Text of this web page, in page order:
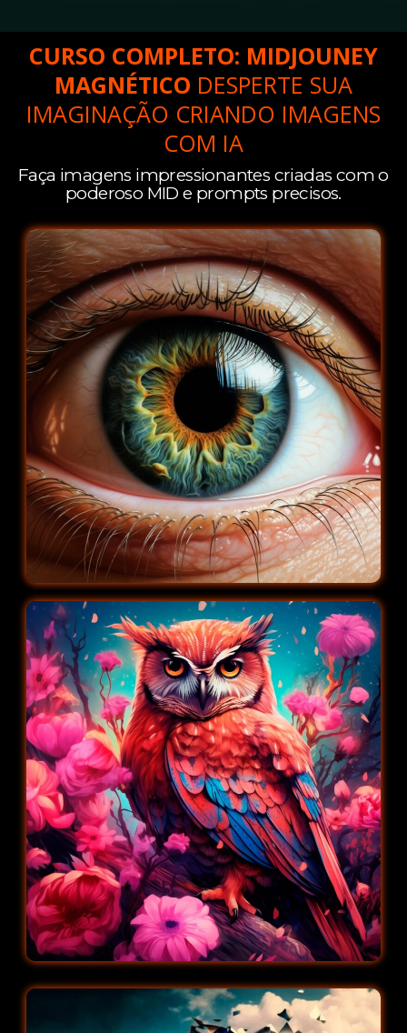
CURSO COMPLETO: MIDJOUNEY
MAGNÉTICO DESPERTE SUA
IMAGINAÇÃO CRIANDO IMAGENS
COM IA
Faça imagens impressionantes criadas com o
poderoso MID e prompts precisos.